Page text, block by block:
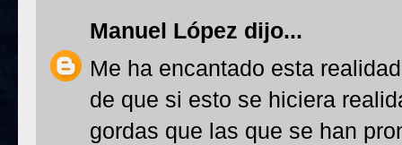
Manuel López dijo...
Me ha encantado esta
de que si esto se hiciera
gordas que las que se han